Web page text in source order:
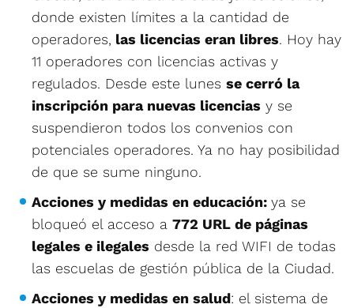
donde existen límites a la cantidad de
operadores, las licencias eran libres. Hoy hay
11 operadores con licencias activas y
regulados. Desde este lunes se cerró la
inscripción para nuevas licencias y se
suspendieron todos los convenios con
potenciales operadores. Ya no hay posibilidad
de que se sume ninguno.
Acciones y medidas en educación: ya se
bloqueó el acceso a 772 URL de páginas
legales e ilegales desde la red WIFI de todas
las escuelas de gestión pública de la Ciudad.
Acciones y medidas en salud: el sistema de